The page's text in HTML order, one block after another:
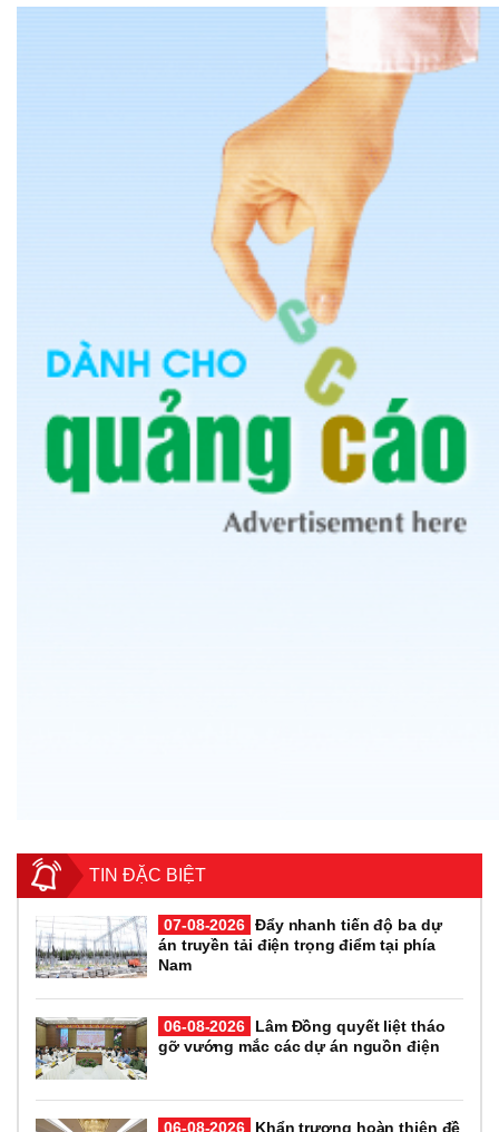
TIN ĐẶC BIỆT
07-08-2026 Đẩy nhanh tiến độ ba dự
án truyền tải điện trọng điểm tại phía
Nam
06-08-2026
Lâm Đồng quyết liệt tháo
gỡ vướng mắc các dự án nguồn điện
06-08-2026 Khẩn trương hoàn thiện đề